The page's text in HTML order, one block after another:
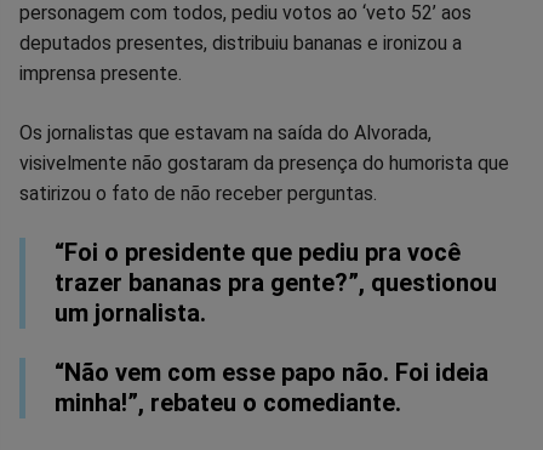
personagem com todos, pediu votos ao ‘veto 52’ aos
deputados presentes, distribuiu bananas e ironizou a
imprensa presente.
Os jornalistas que estavam na saída do Alvorada,
visivelmente não gostaram da presença do humorista que
satirizou o fato de não receber perguntas.
“Foi o presidente que pediu pra você
trazer bananas pra gente?”, questionou
um jornalista.
“Não vem com esse papo não. Foi ideia
minha!”, rebateu o comediante.